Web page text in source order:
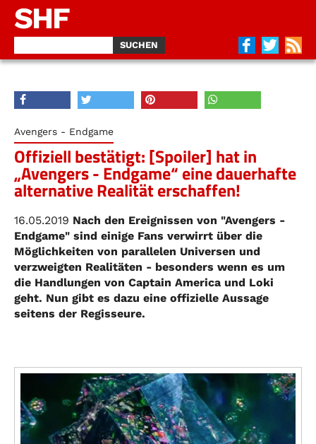
SHF
Avengers - Endgame
Offiziell bestätigt: [Spoiler] hat in
„Avengers - Endgame“ eine dauerhafte
alternative Realität erschaffen!
16.05.2019 Nach den Ereignissen von "Avengers -
Endgame" sind einige Fans verwirrt über die
Möglichkeiten von parallelen Universen und
verzweigten Realitäten - besonders wenn es um
die Handlungen von Captain America und Loki
geht. Nun gibt es dazu eine offizielle Aussage
seitens der Regisseure.